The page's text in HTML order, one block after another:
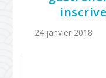
24 janvier 2018